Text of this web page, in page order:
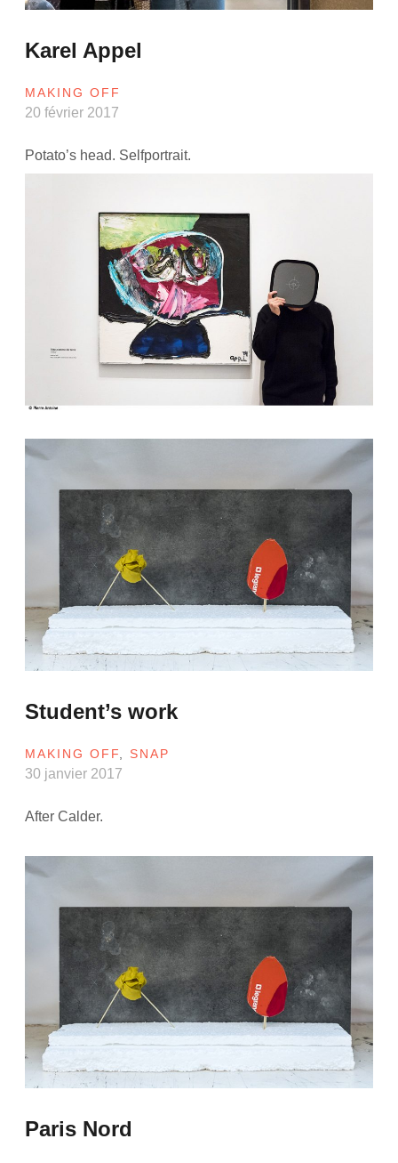
Karel Appel
MAKING OFF
20 février 2017
Potato’s head. Selfportrait.
Student’s work
MAKING OFF, SNAP
30 janvier 2017
After Calder.
Paris Nord